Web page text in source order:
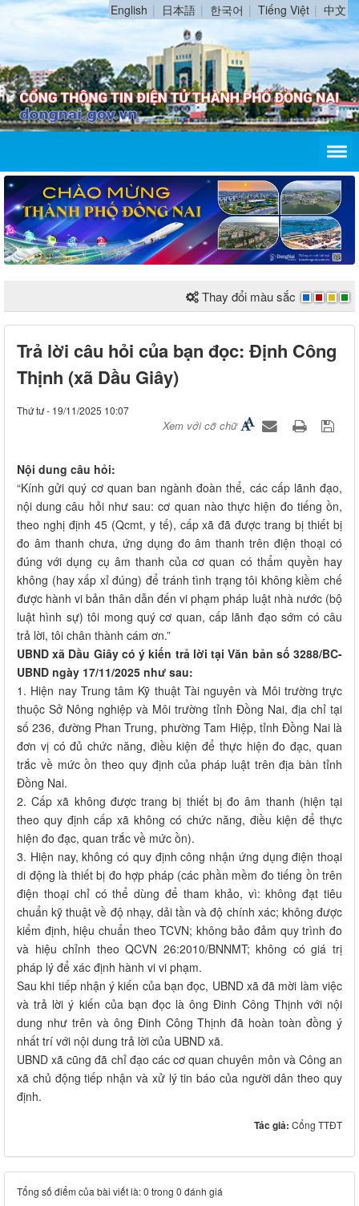
English 日本語 한국어 Tiếng Việt 中文
Thay đổi màu sắc
Trả lời câu hỏi của bạn đọc: Định Công
Thịnh (xã Dầu Giây)
Thứ tư - 19/11/2025 10:07
Xem với cỡ chữ
Nội dung câu hỏi:
“Kính gửi quý cơ quan ban ngành đoàn thể, các cấp lãnh đạo,
nội dung câu hỏi như sau: cơ quan nào thực hiện đo tiếng ồn,
theo nghị định 45 (Qcmt, y tế), cấp xã đã được trang bị thiết bị
đo âm thanh chưa, ứng dụng đo âm thanh trên điện thoại có
đúng với dụng cụ âm thanh của cơ quan có thẩm quyền hay
không (hay xấp xỉ đúng) để tránh tình trạng tôi không kiềm chế
được hành vi bản thân dẫn đến vi phạm pháp luật nhà nước (bộ
luật hình sự) tôi mong quý cơ quan, cấp lãnh đạo sớm có câu
trả lời, tôi chân thành cám ơn.”
UBND xã Dầu Giây có ý kiến trả lời tại Văn bản số 3288/BC-
UBND ngày 17/11/2025 như sau:
1. Hiện nay Trung tâm Kỹ thuật Tài nguyên và Môi trường trực
thuộc Sở Nông nghiệp và Môi trường tỉnh Đồng Nai, địa chỉ tại
số 236, đường Phan Trung, phường Tam Hiệp, tỉnh Đồng Nai là
đơn vị có đủ chức năng, điều kiện để thực hiện đo đạc, quan
trắc về mức ồn theo quy định của pháp luật trên địa bàn tỉnh
Đồng Nai.
2. Cấp xã không được trang bị thiết bị đo âm thanh (hiện tại
theo quy định cấp xã không có chức năng, điều kiện để thực
hiện đo đạc, quan trắc về mức ồn).
3. Hiện nay, không có quy định công nhận ứng dụng điện thoại
di động là thiết bị đo hợp pháp (các phần mềm đo tiếng ồn trên
điện thoại chỉ có thể dùng để tham khảo, vì: không đạt tiêu
chuẩn kỹ thuật về độ nhạy, dải tần và độ chính xác; không được
kiểm định, hiệu chuẩn theo TCVN; không bảo đảm quy trình đo
và hiệu chỉnh theo QCVN 26:2010/BNNMT; không có giá trị
pháp lý để xác định hành vi vi phạm.
Sau khi tiếp nhận ý kiến của bạn đọc, UBND xã đã mời làm việc
và trả lời ý kiến của bạn đọc là ông Đinh Công Thịnh với nội
dung như trên và ông Đinh Công Thịnh đã hoàn toàn đồng ý
nhất trí với nội dung trả lời của UBND xã.
UBND xã cũng đã chỉ đạo các cơ quan chuyên môn và Công an
xã chủ động tiếp nhận và xử lý tin báo của người dân theo quy
định.
Tác giả: Cổng TTĐT
Tổng số điểm của bài viết là: 0 trong 0 đánh giá